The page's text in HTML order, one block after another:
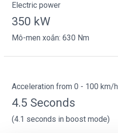
Electric power
350 kW
Mô-men xoắn: 630 Nm
Acceleration from 0 - 100 km/h
4.5 Seconds
(4.1 seconds in boost mode)